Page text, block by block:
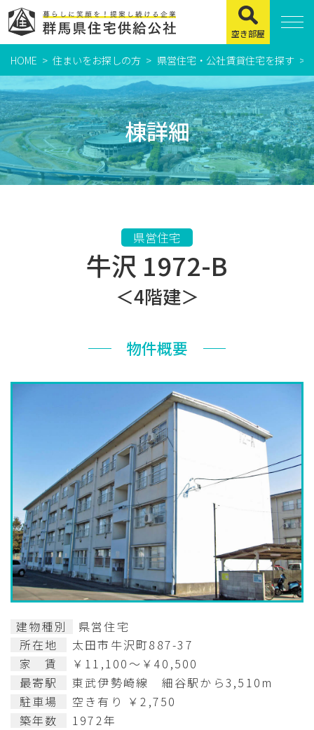
住まいをお探しの方
県営住宅
公社賃貸住宅
緊急通報システムについて
市営・町営住宅
賃貸店舗・事務所
よくある質問
ぐんま住まいの
現在お住まい
情報
空き部屋
HOME 住まいをお探しの方 県営住宅・公社賃貸住宅を探す
棟詳細
県営住宅
牛沢 1972-B
＜4階建＞
物件概要
建物種別
県営住宅
所在地
太田市牛沢町887-37
家 賃
￥11,100～￥40,500
最寄駅
東武伊勢崎線 細谷駅から3,510m
駐車場
空き有り ￥2,750
築年数
1972年